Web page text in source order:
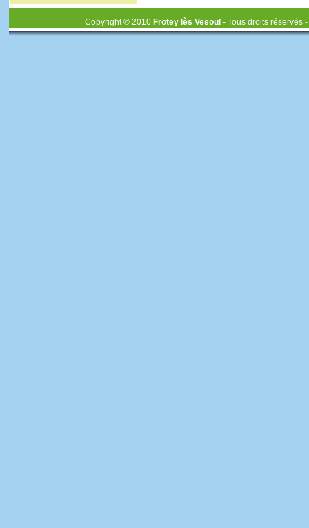
Copyright © 2010 Frotey lès Vesoul - Tous droits réservés